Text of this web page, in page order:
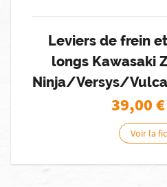
Leviers de frein
longs Kawasaki
Ninja/Versys/
39,00
Voir la